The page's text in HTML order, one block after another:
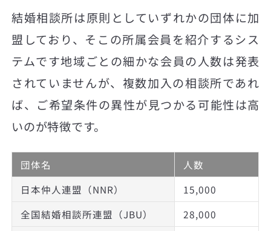
結婚相談所は原則としていずれかの団体に加
盟しており、そこの所属会員を紹介するシス
テムです地域ごとの細かな会員の人数は発表
されていませんが、複数加入の相談所であれ
ば、ご希望条件の異性が見つかる可能性は高
いのが特徴です。
団体名
人数
日本仲人連盟（NNR）
15,000
全国結婚相談所連盟（JBU）
28,000